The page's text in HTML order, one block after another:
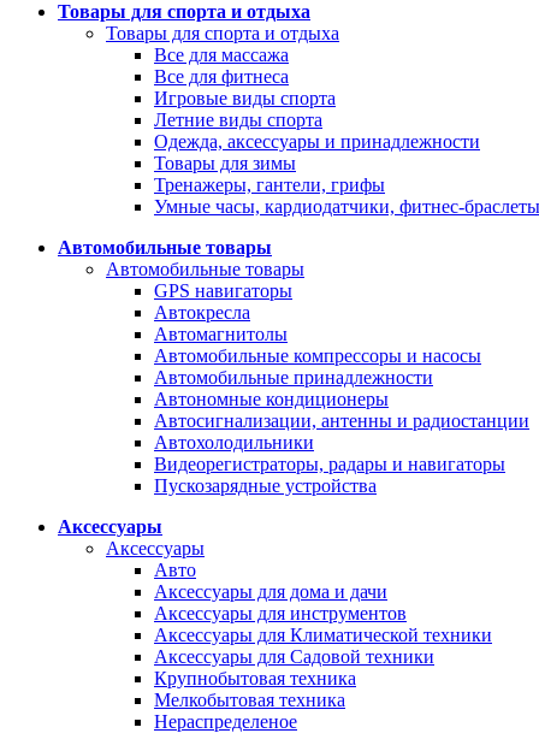
Товары для спорта и отдыха
Товары для спорта и отдыха
Все для массажа
Все для фитнеса
Игровые виды спорта
Летние виды спорта
Одежда, аксессуары и принадлежности
Товары для зимы
Тренажеры, гантели, грифы
Умные часы, кардиодатчики, фитнес-браслеты
Автомобильные товары
Автомобильные товары
GPS навигаторы
Автокресла
Автомагнитолы
Автомобильные компрессоры и насосы
Автомобильные принадлежности
Автономные кондиционеры
Автосигнализации, антенны и радиостанции
Автохолодильники
Видеорегистраторы, радары и навигаторы
Пускозарядные устройства
Аксессуары
Аксессуары
Авто
Аксессуары для дома и дачи
Аксессуары для инструментов
Аксессуары для Климатической техники
Аксессуары для Садовой техники
Крупнобытовая техника
Мелкобытовая техника
Нераспределеное